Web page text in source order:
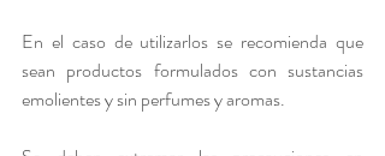
En el caso de utilizarlos se recomienda que
sean productos formulados con sustancias
emolientes y sin perfumes y aromas.